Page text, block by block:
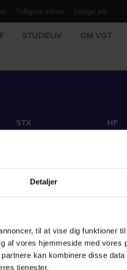
Detaljer
til at vise dig funktioner
af vores hjemmeside med vores
kan kombinere disse
tjenester.
Tidligere elever Ledige job
STUDIELIV OM VGT
STX
HF